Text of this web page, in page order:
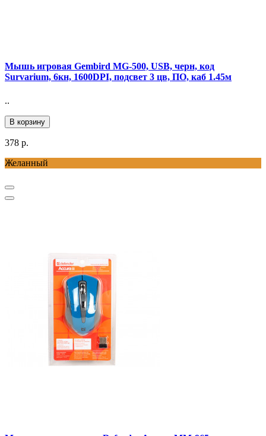
Мышь игровая Gembird MG-500, USB, черн, код
Survarium, 6кн, 1600DPI, подсвет 3 цв, ПО, каб 1.45м
..
В корзину
378 р.
Желанный